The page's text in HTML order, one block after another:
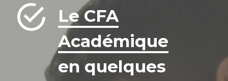
Le CFA
Académique
en quelques